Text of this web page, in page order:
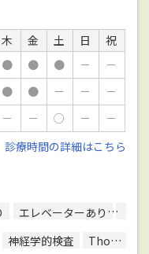
木 金 土 日
祝
● ● ● －
－
● ● － －
－
－ － ○ －
－
診療時間の詳細はこちら
エレベーターあり
神経学的検査 Thomsen（トムセン）テスト